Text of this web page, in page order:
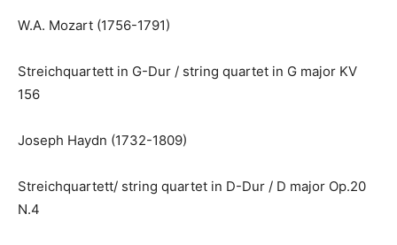
W.A. Mozart (1756-1791)
Streichquartett in G-Dur / string quartet in G major KV
156
Joseph Haydn (1732-1809)
Streichquartett/ string quartet in D-Dur / D major Op.20
N.4